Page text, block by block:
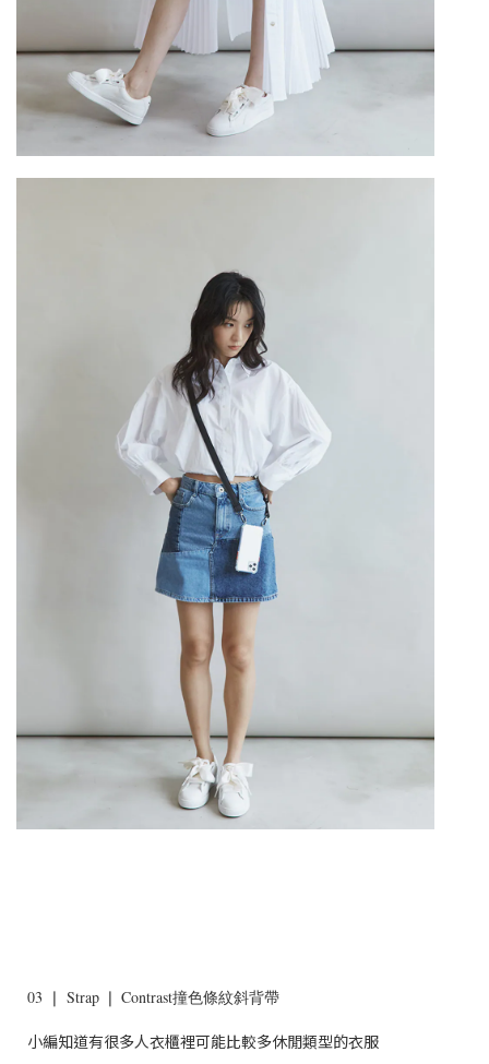
03 ❘ Strap ❘ Contrast撞色條紋斜背帶
小編知道有很多人衣櫃裡可能比較多休閒類型的衣服